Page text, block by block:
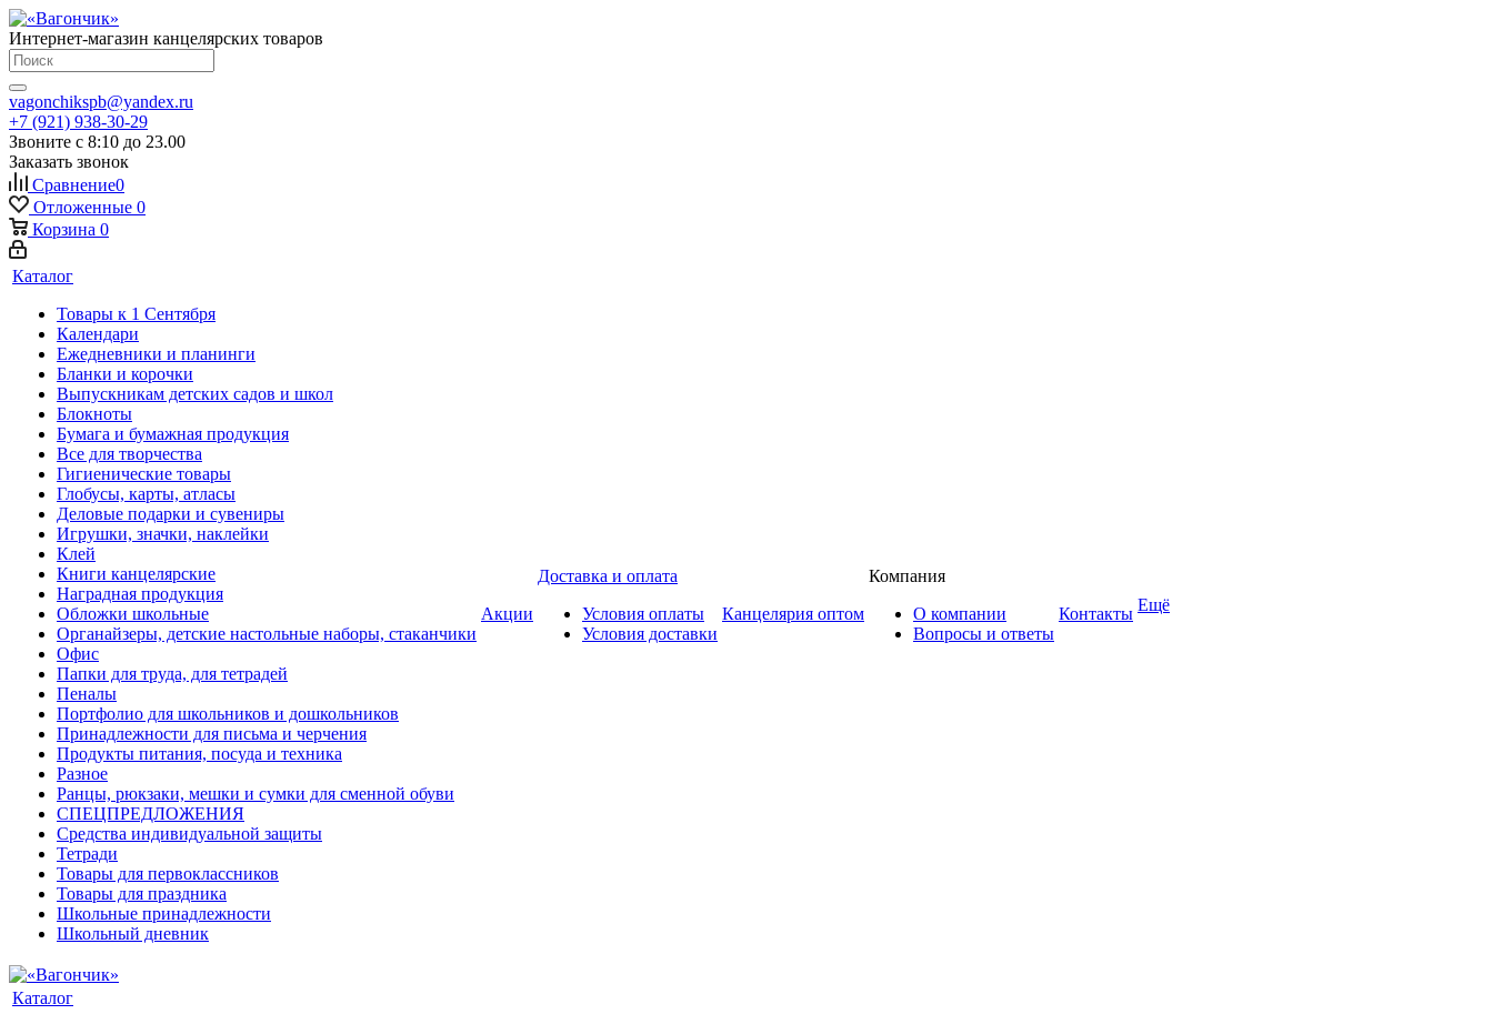
Интернет-магазин канцелярских товаров
vagonchikspb@yandex.ru
+7 (921) 938-30-29
Звоните с 8:10 до 23.00
Заказать звонок
Сравнение0
Отложенные 0
Корзина 0
Каталог
Товары к 1 Сентября
Календари
Ежедневники и планинги
Бланки и корочки
Выпускникам детских садов и школ
Блокноты
Бумага и бумажная продукция
Все для творчества
Гигиенические товары
Глобусы, карты, атласы
Деловые подарки и сувениры
Игрушки, значки, наклейки
Клей
Книги канцелярские
Наградная продукция
Обложки школьные
Органайзеры, детские настольные наборы, стаканчики
Офис
Папки для труда, для тетрадей
Пеналы
Портфолио для школьников и дошкольников
Принадлежности для письма и черчения
Продукты питания, посуда и техника
Разное
Ранцы, рюкзаки, мешки и сумки для сменной обуви
СПЕЦПРЕДЛОЖЕНИЯ
Средства индивидуальной защиты
Тетради
Товары для первоклассников
Товары для праздника
Школьные принадлежности
Школьный дневник
Акции
Доставка и оплата
Условия оплаты
Условия доставки
Канцелярия оптом
Компания
О компании
Вопросы и ответы
Контакты Ещё
Каталог